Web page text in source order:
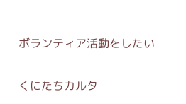
ボランティア活動をしたい
くにたちカルタ